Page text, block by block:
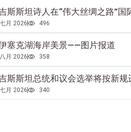
斯斯坦诗人在“伟大丝绸之路”国
月 2026 496
塞克湖海岸美景——图片报道
月 2026 358
斯斯坦总统和议会选举将按新规
月 2026 340